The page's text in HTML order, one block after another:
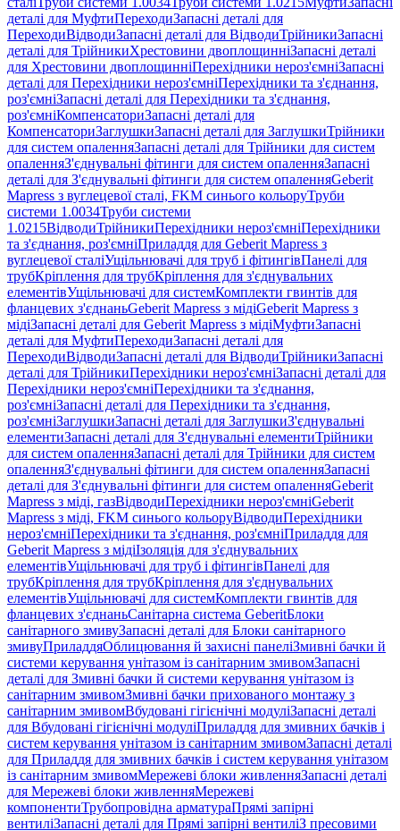
деталі для МуфтиПереходиЗапасні деталі для
ПереходиВідводиЗапасні деталі для ВідводиТрійникиЗапасні
деталі для ТрійникиХрестовини двоплощинніЗапасні деталі
для Хрестовини двоплощинніПерехідники нероз'ємніЗапасні
деталі для Перехідники нероз'ємніПерехідники та з'єднання,
роз'ємніЗапасні деталі для Перехідники та з'єднання,
роз'ємніКомпенсаториЗапасні деталі для
КомпенсаториЗаглушкиЗапасні деталі для ЗаглушкиТрійники
для систем опаленняЗапасні деталі для Трійники для систем
опаленняЗ'єднувальні фітинги для систем опаленняЗапасні
деталі для З'єднувальні фітинги для систем опаленняGeberit
Mapress з вуглецевої сталі, FKM синього кольоруТруби
системи 1.0034Труби системи
1.0215ВідводиТрійникиПерехідники нероз'ємніПерехідники
та з'єднання, роз'ємніПриладдя для Geberit Mapress з
вуглецевої сталіУщільнювачі для труб і фітингівПанелі для
трубКріплення для трубКріплення для з'єднувальних
елементівУщільнювачі для системКомплекти гвинтів для
фланцевих з'єднаньGeberit Mapress з мідіGeberit Mapress з
мідіЗапасні деталі для Geberit Mapress з мідіМуфтиЗапасні
деталі для МуфтиПереходиЗапасні деталі для
ПереходиВідводиЗапасні деталі для ВідводиТрійникиЗапасні
деталі для ТрійникиПерехідники нероз'ємніЗапасні деталі для
Перехідники нероз'ємніПерехідники та з'єднання,
роз'ємніЗапасні деталі для Перехідники та з'єднання,
роз'ємніЗаглушкиЗапасні деталі для ЗаглушкиЗ'єднувальні
елементиЗапасні деталі для З'єднувальні елементиТрійники
для систем опаленняЗапасні деталі для Трійники для систем
опаленняЗ'єднувальні фітинги для систем опаленняЗапасні
деталі для З'єднувальні фітинги для систем опаленняGeberit
Mapress з міді, газВідводиПерехідники нероз'ємніGeberit
Mapress з міді, FKM синього кольоруВідводиПерехідники
нероз'ємніПерехідники та з'єднання, роз'ємніПриладдя для
Geberit Mapress з мідіІзоляція для з'єднувальних
елементівУщільнювачі для труб і фітингівПанелі для
трубКріплення для трубКріплення для з'єднувальних
елементівУщільнювачі для системКомплекти гвинтів для
фланцевих з'єднаньСанітарна система GeberitБлоки
санітарного змивуЗапасні деталі для Блоки санітарного
змивуПриладдяОблицювання й захисні панеліЗмивні бачки й
системи керування унітазом із санітарним змивомЗапасні
деталі для Змивні бачки й системи керування унітазом із
санітарним змивомЗмивні бачки прихованого монтажу з
санітарним змивомВбудовані гігієнічні модуліЗапасні деталі
для Вбудовані гігієнічні модуліПриладдя для змивних бачків і
систем керування унітазом із санітарним змивомЗапасні деталі
для Приладдя для змивних бачків і систем керування унітазом
із санітарним змивомМережеві блоки живленняЗапасні деталі
для Мережеві блоки живленняМережеві
компонентиТрубопровідна арматураПрямі запірні
вентиліЗапасні деталі для Прямі запірні вентиліЗ пресовими